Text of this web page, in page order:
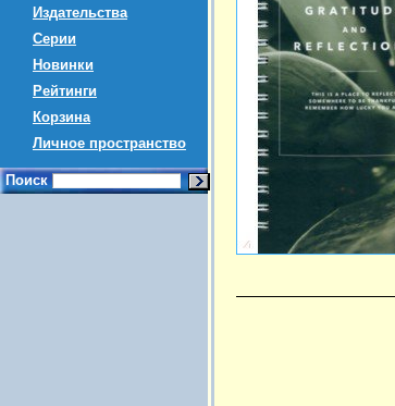
Издательства
Серии
Новинки
Рейтинги
Корзина
Личное пространство
Поиск